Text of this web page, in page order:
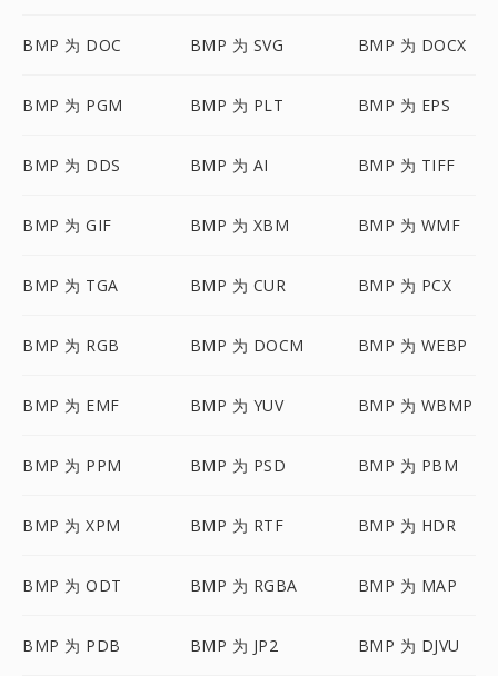
BMP 为 DOC BMP 为 SVG BMP 为 DOCX
BMP 为 PGM BMP 为 PLT BMP 为 EPS
BMP 为 DDS BMP 为 AI BMP 为 TIFF
BMP 为 GIF BMP 为 XBM BMP 为 WMF
BMP 为 TGA BMP 为 CUR BMP 为 PCX
BMP 为 RGB BMP 为 DOCM BMP 为 WEBP
BMP 为 EMF BMP 为 YUV BMP 为 WBMP
BMP 为 PPM BMP 为 PSD BMP 为 PBM
BMP 为 XPM BMP 为 RTF BMP 为 HDR
BMP 为 ODT BMP 为 RGBA BMP 为 MAP
BMP 为 PDB BMP 为 JP2 BMP 为 DJVU